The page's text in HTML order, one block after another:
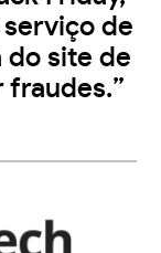
de
do site de